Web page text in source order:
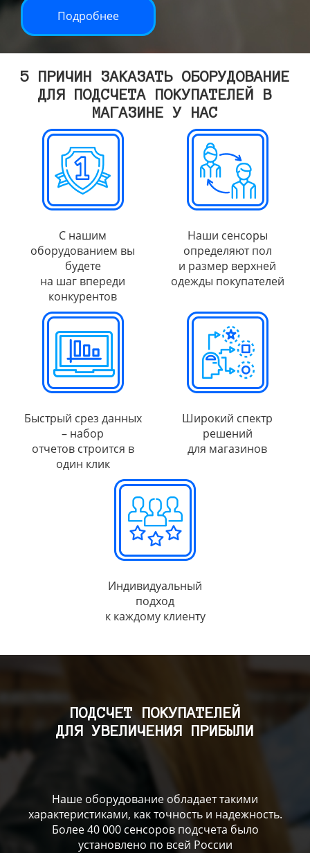
Подробнее
5 ПРИЧИН ЗАКАЗАТЬ ОБОРУДОВАНИЕ
ДЛЯ ПОДСЧЕТА ПОКУПАТЕЛЕЙ В
МАГАЗИНЕ У НАС
С нашим
оборудованием вы
будете
на шаг впереди
конкурентов
Наши сенсоры
определяют пол
и размер верхней
одежды покупателей
Быстрый срез данных
– набор
отчетов строится в
один клик
Широкий спектр
решений
для магазинов
Индивидуальный
подход
к каждому клиенту
ПОДСЧЕТ ПОКУПАТЕЛЕЙ
ДЛЯ УВЕЛИЧЕНИЯ ПРИБЫЛИ
Наше оборудование обладает такими
характеристиками, как точность и надежность.
Более 40 000 сенсоров подсчета было
установлено по всей России